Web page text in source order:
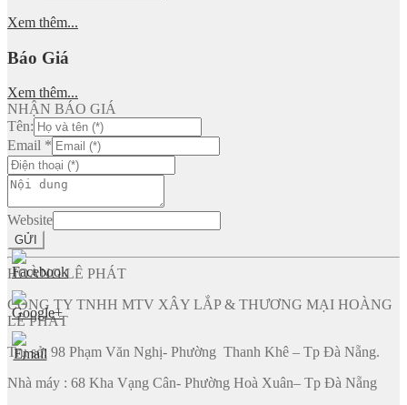
Xem thêm...
Báo Giá
Xem thêm...
NHẬN BÁO GIÁ
Tên:
Email *
Website
GỬI
HOÀNG LÊ PHÁT
CÔNG TY TNHH MTV XÂY LẮP & THƯƠNG MẠI HOÀNG
LÊ PHÁT
Trụ sở: 98 Phạm Văn Nghị- Phường Thanh Khê – Tp Đà Nẵng.
Nhà máy : 68 Kha Vạng Cân- Phường Hoà Xuân– Tp Đà Nẵng